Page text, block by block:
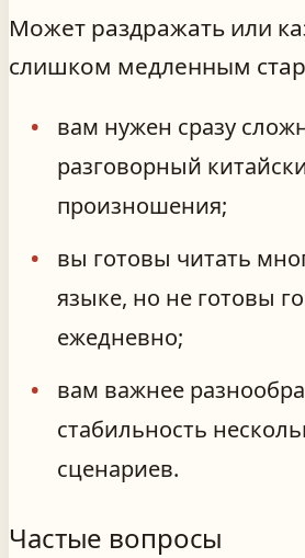
Может раздражать или
слишком медленным
вам нужен сразу
разговорный
произношения;
вы готовы читать
языке, но не готовы
ежедневно;
вам важнее
стабильность
сценариев.
Частые вопросы